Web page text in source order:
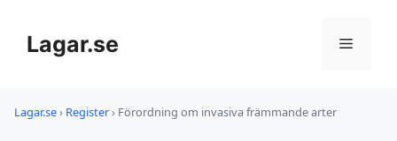
innehållLagar.se Meny
Lagar.se› Register› Förordning om invasiva främmande arter